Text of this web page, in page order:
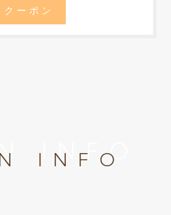
ーポン
INFO
INFO